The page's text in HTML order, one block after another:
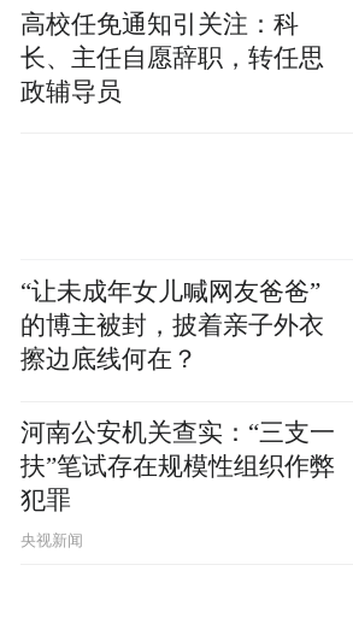
件为三方签约，合同信息双
经手购房资金。因此，这一
达链家安心承诺中‘吃一赔十
交易实操层面，两名经纪人
规问题：经纪人李某惠未如
亲属身份，违反公司亲属回
吴某雄在成交客户无任何
下，虚构房源待售信息、虚
规向客户推介虚假房源。
高校任免通知引关注：科
长、主任自愿辞职，转任思
政辅导员
“让未成年女儿喊网友爸爸”
的博主被封，披着亲子外衣
擦边底线何在？
河南公安机关查实：“三支一
扶”笔试存在规模性组织作弊
犯罪
央视新闻